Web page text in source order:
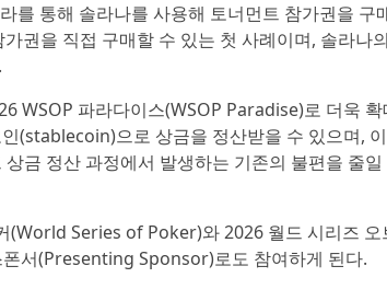
통해 솔라나를 사용해 토너먼트 참가권을 구
권을 직접 구매할 수 있는 첫 사례이며, 솔라나
WSOP 파라다이스(WSOP Paradise)로 더욱 확
(stablecoin)으로 상금을 정산받을 수 있으며,
금 정산 과정에서 발생하는 기존의 불편을 줄일
(World Series of Poker)와 2026 월드 시리즈 오
서(Presenting Sponsor)로도 참여하게 된다.